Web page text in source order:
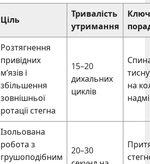
Ціль
Тривалість
утримання
Розтягнення
привідних
м’язів і
збільшення
зовнішньої
ротації стегна
15–20
дихальних
циклів
на
Ізольована
робота з
грушоподібним
20–30